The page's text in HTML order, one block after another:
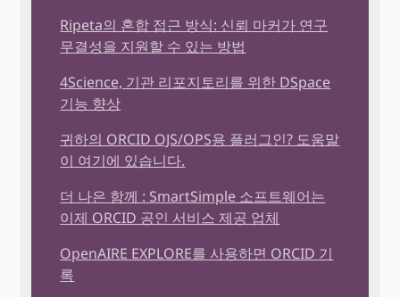
Ripeta의 혼합 접근 방식: 신뢰 마커가 연구
무결성을 지원할 수 있는 방법
4Science, 기관 리포지토리를 위한 DSpace
기능 향상
귀하의 ORCID OJS/OPS용 플러그인? 도움말
이 여기에 있습니다.
더 나은 함께 : SmartSimple 소프트웨어는
이제 ORCID 공인 서비스 제공 업체
OpenAIRE EXPLORE를 사용하면 ORCID 기
록